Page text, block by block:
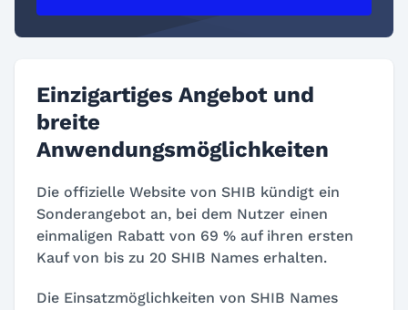
Einzigartiges Angebot und
breite
Anwendungsmöglichkeiten
Die offizielle Website von SHIB kündigt ein
Sonderangebot an, bei dem Nutzer einen
einmaligen Rabatt von 69 % auf ihren ersten
Kauf von bis zu 20 SHIB Names erhalten.
Die Einsatzmöglichkeiten von SHIB Names